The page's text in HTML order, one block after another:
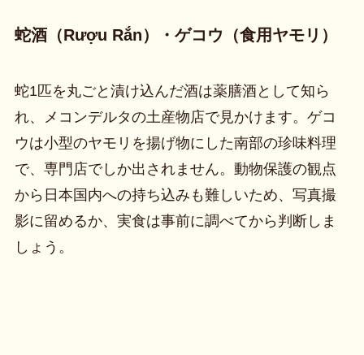
蛇酒（Rượu Rắn）・ゲコウ（食用ヤモリ）
蛇1匹を丸ごと漬け込んだ酒は薬膳酒として知ら
れ、メコンデルタの土産物店で見かけます。ゲコ
ウは小型のヤモリを揚げ物にした南部の珍味料理
で、専門店でしか出されません。動物保護の観点
から日本国内への持ち込みも難しいため、写真撮
影に留めるか、実食は事前に調べてから判断しま
しょう。